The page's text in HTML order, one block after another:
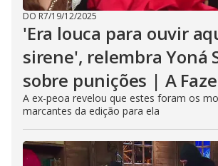
DO R7/19/12/2025
'Era louca para ouvir
sirene', relembra Yoná
sobre punições | A
A ex-peoa revelou que estes foram os
marcantes da edição para ela